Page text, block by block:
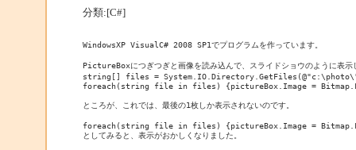
分類:[C#]
WindowsXP VisualC# 2008 SP1でプログラムを作っています。
PictureBoxにつぎつぎと画像を読み込んで、スライドショウのように表示
string[] files =
foreach(string file in files) {pictureBox.Image =
ところが、これでは、最後の1枚しか表示されないのです。
foreach(string file in files) {pictureBox.Image =
としてみると、表示がおかしくなりました。